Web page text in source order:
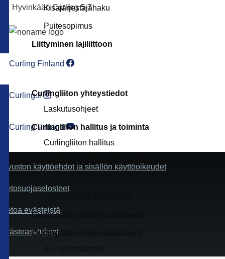
Kisajärjestäjähaku
Puitesopimus
Liittyminen lajiliittoon
Curlingliiton yhteystiedot
Laskutusohjeet
Curlingliiton hallitus ja toiminta
Curlingliiton hallitus
Curlingliiton arvot ja strategia
Curlingliiton toimintasäännöt
Hyvinkään Curling 5-7
Curling Finland
Curling.fi
Curling Finland
Sivuston käyttöehdot ja sisällön käyttöoikeudet
Tietosuojaselosteet
Tietoa evästeistä
Evästeasetukset